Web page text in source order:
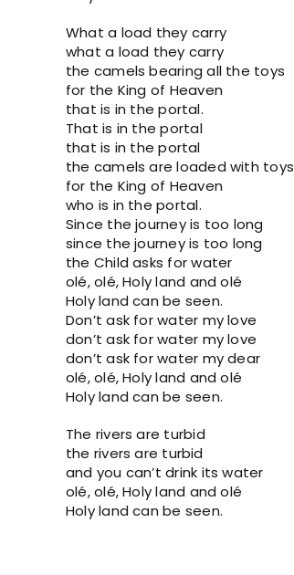
What a load they carry
what a load they carry
the camels bearing all the toys
for the King of Heaven
that is in the portal.
That is in the portal
that is in the portal
the camels are loaded with toys
for the King of Heaven
who is in the portal.
Since the journey is too long
since the journey is too long
the Child asks for water
olé, olé, Holy land and olé
Holy land can be seen.
Don’t ask for water my love
don’t ask for water my love
don’t ask for water my dear
olé, olé, Holy land and olé
Holy land can be seen.
The rivers are turbid
the rivers are turbid
and you can’t drink its water
olé, olé, Holy land and olé
Holy land can be seen.